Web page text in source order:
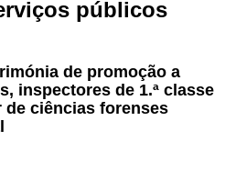
públicos
de promoção a
inspectores de 1.ª classe
ciências forenses